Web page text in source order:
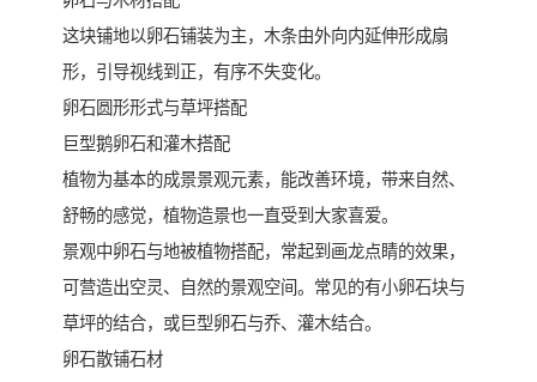
这块铺地以卵石铺装为主，木条由外向内延伸形成扇
形，引导视线到正，有序不失变化。
卵石圆形形式与草坪搭配
巨型鹅卵石和灌木搭配
植物为基本的成景景观元素，能改善环境，带来自然、
舒畅的感觉，植物造景也一直受到大家喜爱。
景观中卵石与地被植物搭配，常起到画龙点睛的效果，
可营造出空灵、自然的景观空间。常见的有小卵石块与
草坪的结合，或巨型卵石与乔、灌木结合。
卵石散铺石材